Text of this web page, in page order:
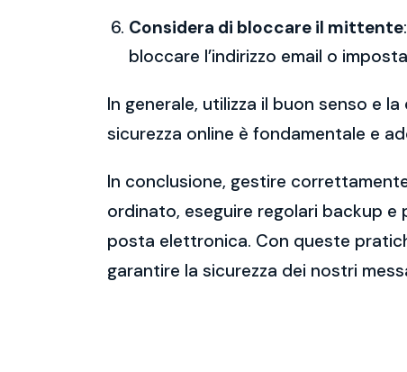
Considera di bloccare il mittente
bloccare l’indirizzo email o
In generale, utilizza il buon senso e
sicurezza online è fondamentale e
In conclusione, gestire
ordinato, eseguire regolari backup
posta elettronica. Con queste
garantire la sicurezza dei nostri